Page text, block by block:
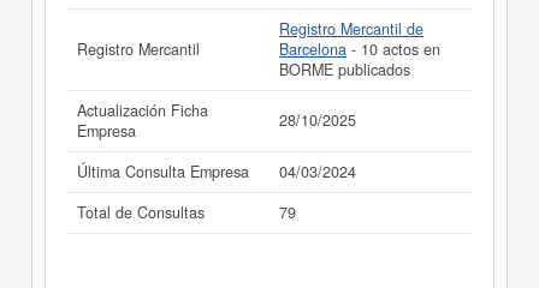
Registro Mercantil
Registro Mercantil de
Barcelona - 10 actos en
BORME publicados
Actualización Ficha
Empresa
28/10/2025
Última Consulta Empresa
04/03/2024
Total de Consultas
79